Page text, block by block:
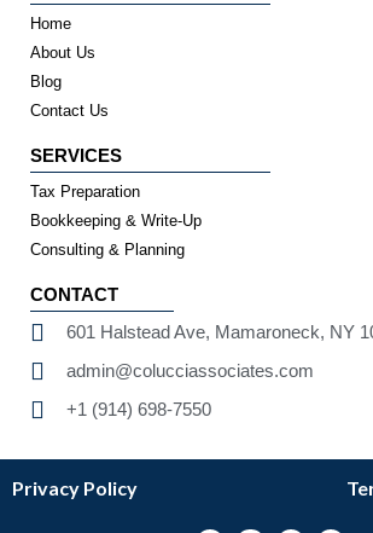
Home
About Us
Blog
Contact Us
SERVICES
Tax Preparation
Bookkeeping & Write-Up
Consulting & Planning
CONTACT
601 Halstead Ave, Mamaroneck, NY
admin@colucciassociates.com
+1 (914) 698-7550
Privacy Policy